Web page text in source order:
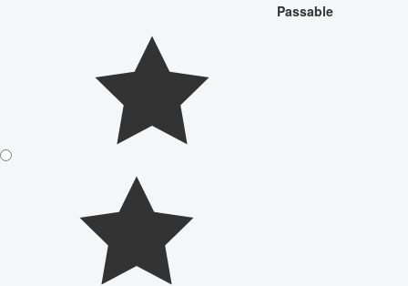
Passable